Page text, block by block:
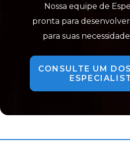
Nossa equipe de
pronta para desenvolver
para suas
CONSULTE UM